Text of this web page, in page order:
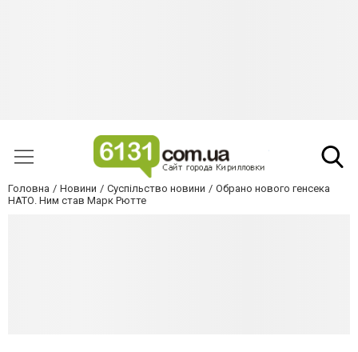
Головна Новини Суспільство новини
Обрано нового генсека
НАТО. Ним став Марк Рютте